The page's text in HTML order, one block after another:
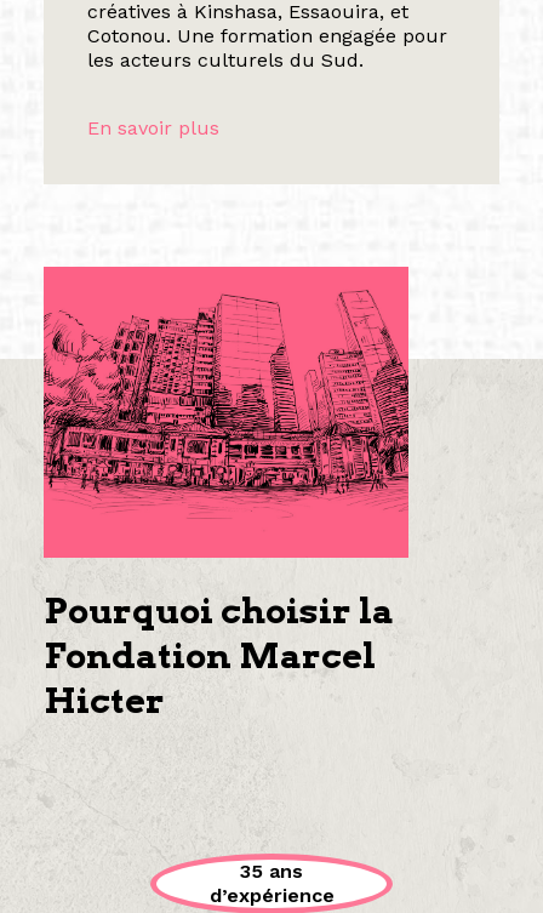
créatives à Kinshasa, Essaouira, et
Cotonou. Une formation engagée pour
les acteurs culturels du Sud.
En savoir plus
Pourquoi choisir la
Fondation Marcel
Hicter
35 ans
d’expérience